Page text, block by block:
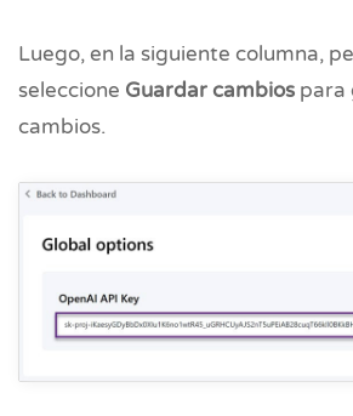
Luego, en la siguiente columna,
seleccione Guardar cambios para
cambios.